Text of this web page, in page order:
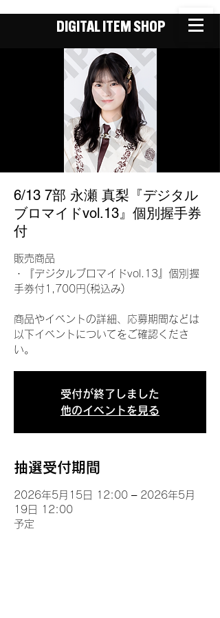
DIGITAL ITEM SHOP
6/13 7部 永瀬 真梨『デジタル
ブロマイドvol.13』個別握手券
付
販売商品
・『デジタルブロマイドvol.13』個別握
手券付1,700円(税込み)
商品やイベントの詳細、応募期間などは
以下イベントについてをご確認くださ
い。
受付が終了しました
他のイベントを見る
抽選受付期間
2026年5月15日 12:00 – 2026年5月
19日 12:00
予定